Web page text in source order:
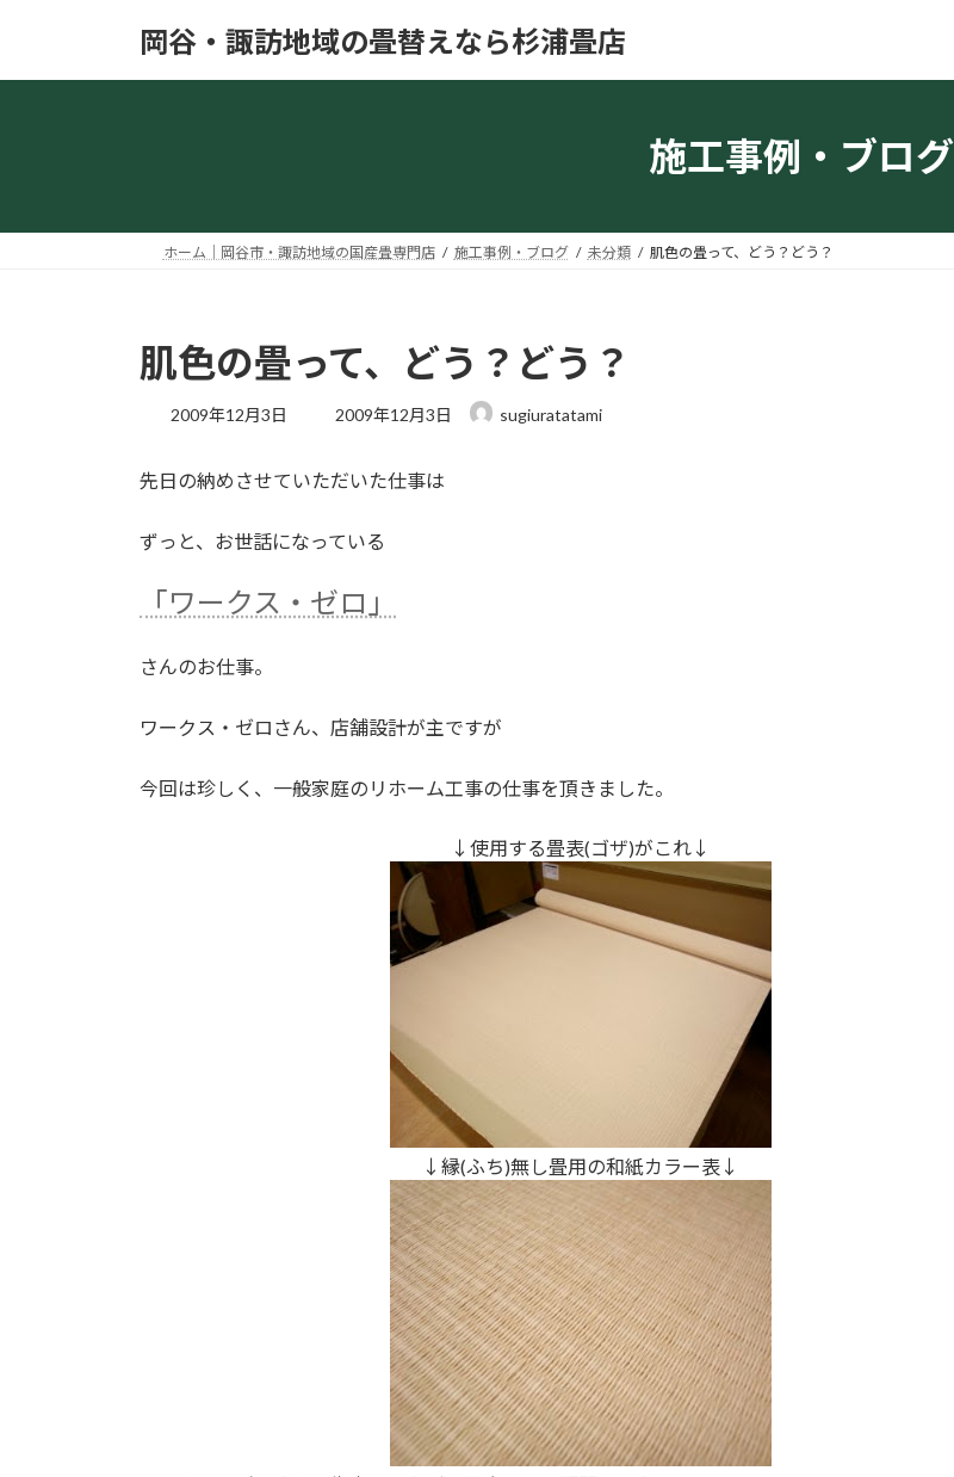
岡谷・諏訪地域の畳替えなら杉浦畳店
施工事例・ブログ
ホーム｜岡谷市・諏訪地域の国産畳専門店 施工事例・ブログ 未分類 肌色の畳って、どう？どう？
肌色の畳って、どう？どう？
2009年12月3日
最
新
:
2009年12月3日 sugiuratatami
先日の納めさせていただいた仕事は
ずっと、お世話になっている
「ワークス・ゼロ」
さんのお仕事。
ワークス・ゼロさん、店舗設計が主ですが
今回は珍しく、一般家庭のリホーム工事の仕事を頂きました。
↓使用する畳表(ゴザ)がこれ↓
↓縁(ふち)無し畳用の和紙カラー表↓